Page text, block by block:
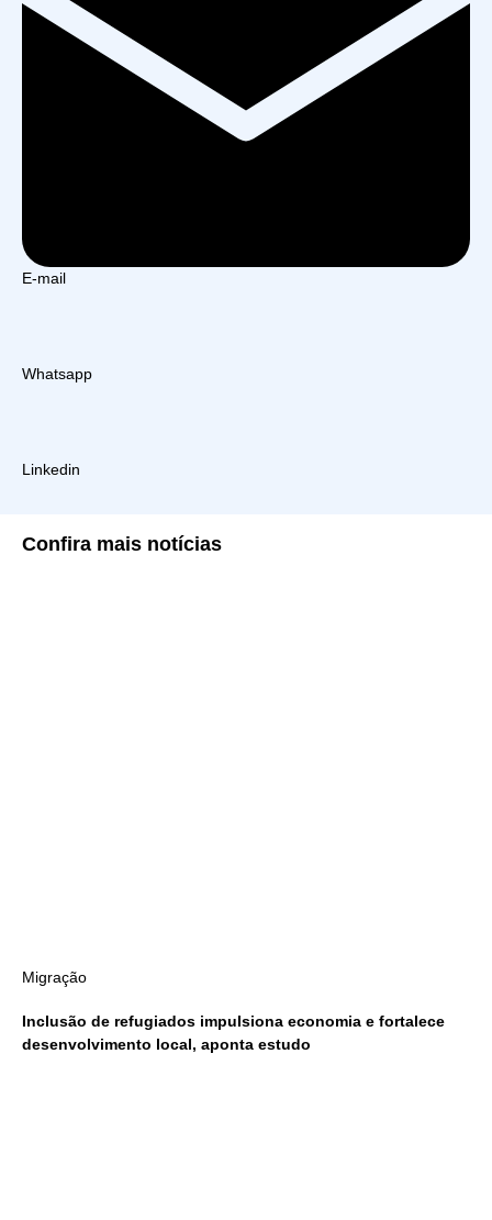
E-mail
Whatsapp
Linkedin
Confira mais notícias
Migração
Inclusão de refugiados impulsiona economia e fortalece
desenvolvimento local, aponta estudo